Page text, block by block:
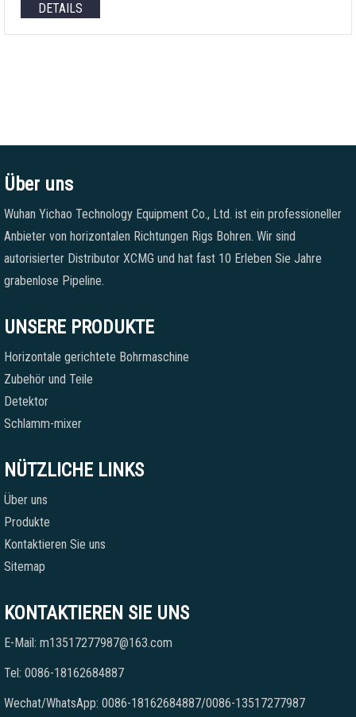
DETAILS
Über uns
Wuhan Yichao Technology Equipment Co., Ltd. ist ein professioneller
Anbieter von horizontalen Richtungen Rigs Bohren. Wir sind
autorisierter Distributor XCMG und hat fast 10 Erleben Sie Jahre
grabenlose Pipeline.
UNSERE PRODUKTE
Horizontale gerichtete Bohrmaschine
Zubehör und Teile
Detektor
Schlamm-mixer
NÜTZLICHE LINKS
Über uns
Produkte
Kontaktieren Sie uns
Sitemap
KONTAKTIEREN SIE UNS
E-Mail: m13517277987@163.com
Tel: 0086-18162684887
Wechat/WhatsApp: 0086-18162684887/0086-13517277987